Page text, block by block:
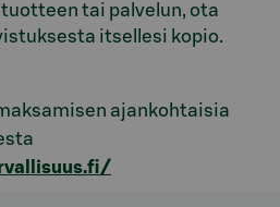
tai palvelun, ota
itsellesi kopio.
ajankohtaisia